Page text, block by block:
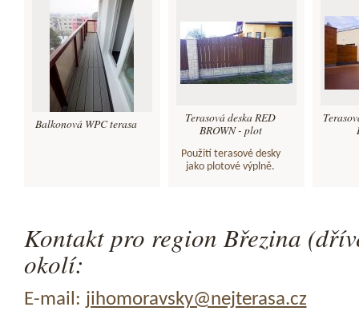
Balkonová WPC terasa
Terasová deska RED
BROWN - plot
Použití terasové desky
jako plotové výplně.
Kontakt pro region Březina
okolí:
E-mail: jihomoravsky@nejterasa.cz